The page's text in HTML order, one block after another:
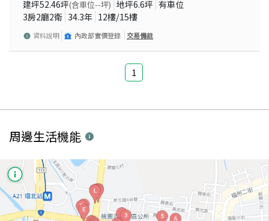
建坪52.46坪(含車位--坪) 地坪6.6坪 有車位
3房2廳2衛 34.3年 12樓/15樓
資料說明 內政部實價登錄 交易備註
1
周邊生活機能